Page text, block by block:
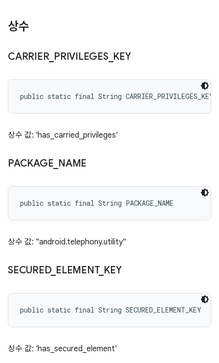
상수
CARRIER_ PRIVILEGES_ KEY
public static final String CARRIER_PRIVILEGES_KEY
상수 값: 'has_carried_privileges'
PACKAGE NAME
public static final String PACKAGE_NAME
상수 값: "android.telephony.utility"
SECURED_ ELEMENT_ KEY
public static final String SECURED_ELEMENT_KEY
상수 값: 'has_secured_element'